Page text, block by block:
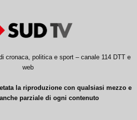
cronaca, politica e sport – canale 114 DTT e
web
la riproduzione con qualsiasi mezzo e
parziale di ogni contenuto